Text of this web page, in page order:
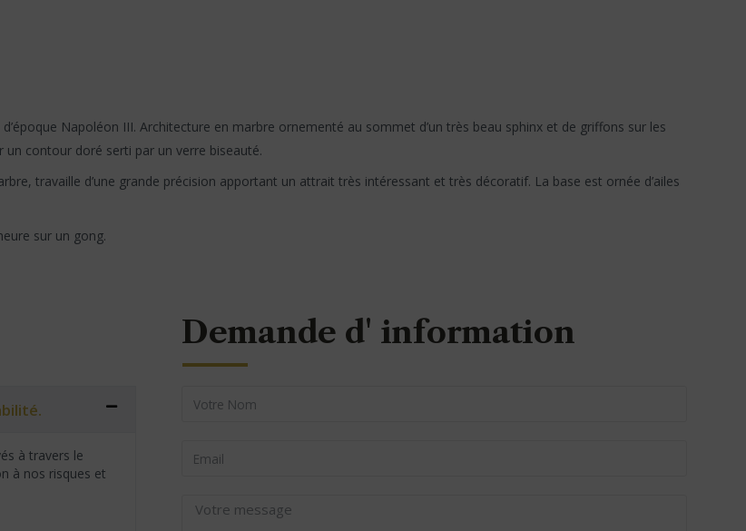
Napoléon III. Architecture en marbre ornementé au sommet d’un très beau sphinx et de griffons sur les
contour doré serti par un verre biseauté.
travaille d’une grande précision apportant un attrait très intéressant et très décoratif. La base est ornée d’ailes
sur un gong.
à travers le
à nos risques et
Demande d' information